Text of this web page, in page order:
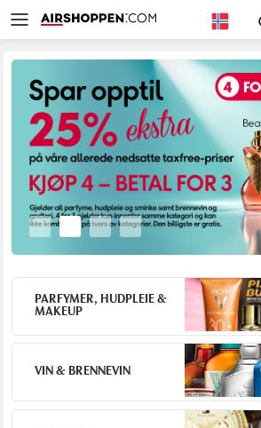
PARFYMER, HUDPLEIE &
MAKEUP
VIN & BRENNEVIN